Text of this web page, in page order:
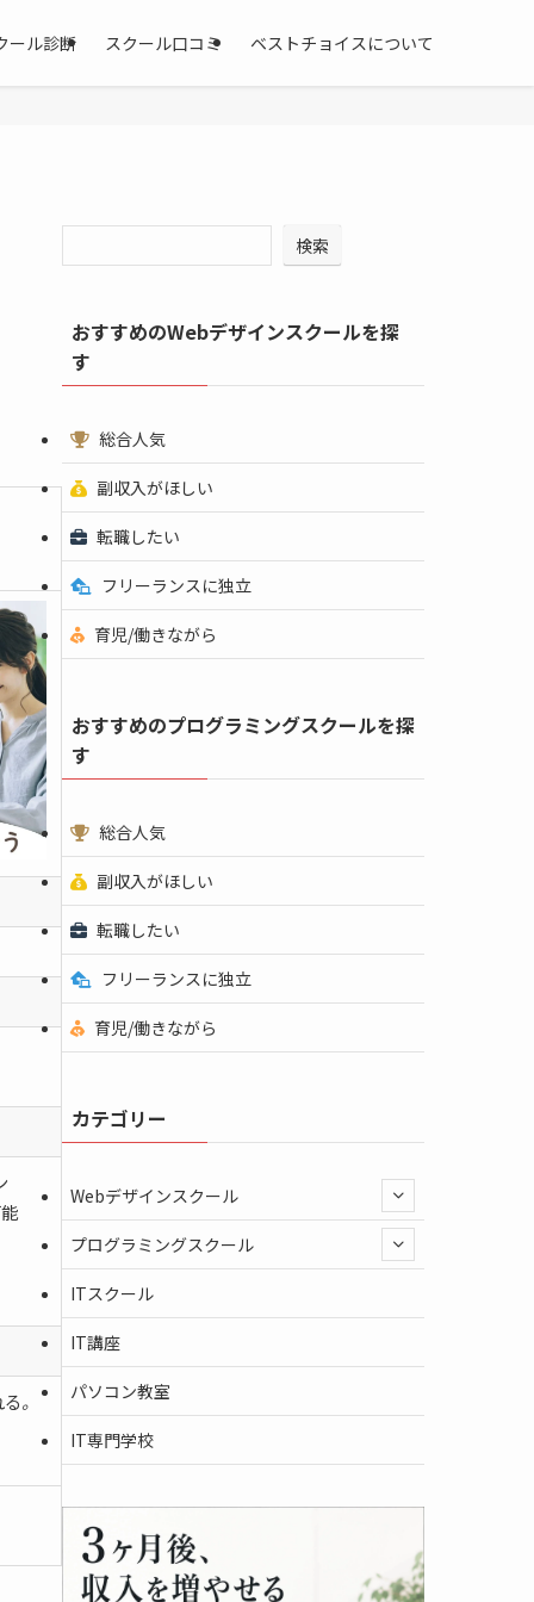
ール診断 スクール口コミ ベストチョイスについて
。
検索
おすすめのWebデザインスクールを探
す
総合人気
副収入がほしい
転職したい
フリーランスに独立
育児/働きながら
おすすめのプログラミングスクールを探
す
総合人気
副収入がほしい
転職したい
フリーランスに独立
育児/働きながら
カテゴリー
Webデザインスクール
プログラミングスクール
ITスクール
IT講座
パソコン教室
IT専門学校